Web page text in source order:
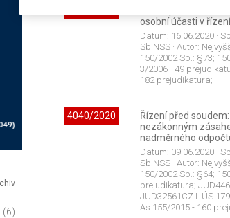
Řízení před
osobní účasti v
Datum: 16.06.2020·
Sb.NSS· Autor:
150/2002 Sb.: §73;
3/2006 - 49
182 prejudikatura;
4040/2020
Řízení před
nezákonným
nadměrného
Datum: 09.06.2020·
Sb.NSS· Autor:
150/2002 Sb.: §64;
prejudikatura;
JUD32561CZ I. ÚS
As 155/2015 - 160
(6)